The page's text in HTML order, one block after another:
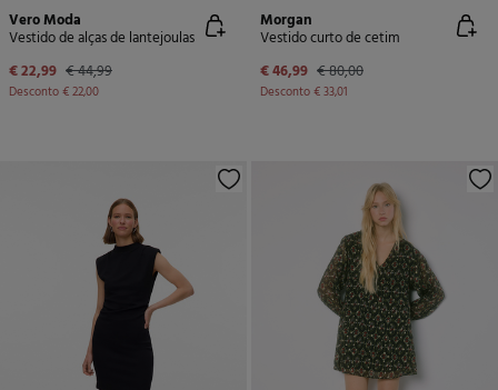
Vero Moda
Vestido de alças de lantejoulas
€ 22,99 € 44,99
Desconto€ 22,00
Morgan
Vestido curto de cetim
€ 46,99 € 80,00
Desconto€ 33,01